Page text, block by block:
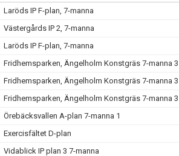
Laröds IP F-plan, 7-manna
Västergårds IP 2, 7-manna
Laröds IP F-plan, 7-manna
Fridhemsparken, Ängelholm Konstgräs 7-manna 3
Fridhemsparken, Ängelholm Konstgräs 7-manna 3
Fridhemsparken, Ängelholm Konstgräs 7-manna 3
Örebäcksvallen A-plan 7-manna 1
Exercisfältet D-plan
Vidablick IP plan 3 7-manna